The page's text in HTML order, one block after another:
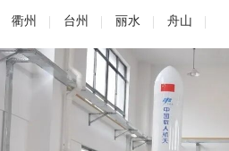
衢州 台州 丽水 舟山